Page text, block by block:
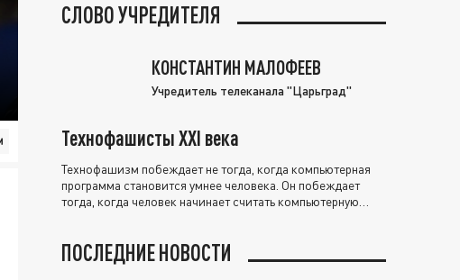
СЛОВО УЧРЕДИТЕЛЯ
КОНСТАНТИН МАЛОФЕЕВ
Учредитель телеканала "Царьград"
Технофашисты XXI века
Технофашизм побеждает не тогда, когда компьютерная
программа становится умнее человека. Он побеждает
тогда, когда человек начинает считать компьютерную
ПОСЛЕДНИЕ НОВОСТИ